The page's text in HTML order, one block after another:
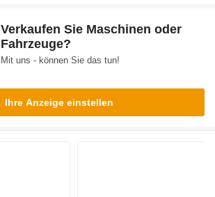
Verkaufen Sie Maschinen oder
Fahrzeuge?
Mit uns - können Sie das tun!
Ihre Anzeige einstellen